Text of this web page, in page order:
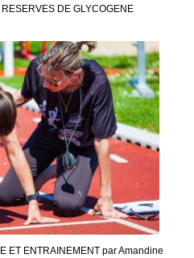
DE GLYCOGENE
ET ENTRAINEMENT par Amandine